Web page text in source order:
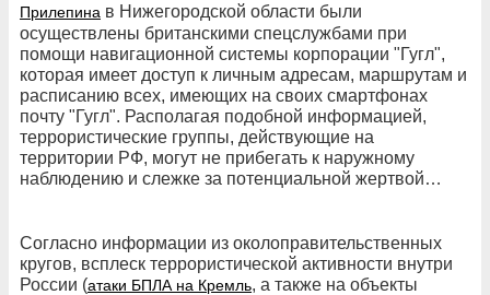
Прилепина в Нижегородской области были
осуществлены британскими спецслужбами при
помощи навигационной системы корпорации "Гугл",
которая имеет доступ к личным адресам, маршрутам и
расписанию всех, имеющих на своих смартфонах
почту "Гугл". Располагая подобной информацией,
террористические группы, действующие на
территории РФ, могут не прибегать к наружному
наблюдению и слежке за потенциальной жертвой…
Согласно информации из околоправительственных
кругов, всплеск террористической активности внутри
России (атаки БПЛА на Кремль, а также на объекты